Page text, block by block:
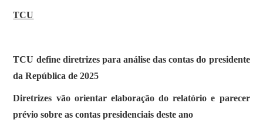
TCU
TCU define diretrizes para análise das contas do presidente
da República de 2025
Diretrizes vão orientar elaboração do relatório e parecer
prévio sobre as contas presidenciais deste ano